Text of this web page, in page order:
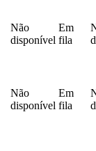
Não
disponível
Em
fila
Não
disponível
Em
fila